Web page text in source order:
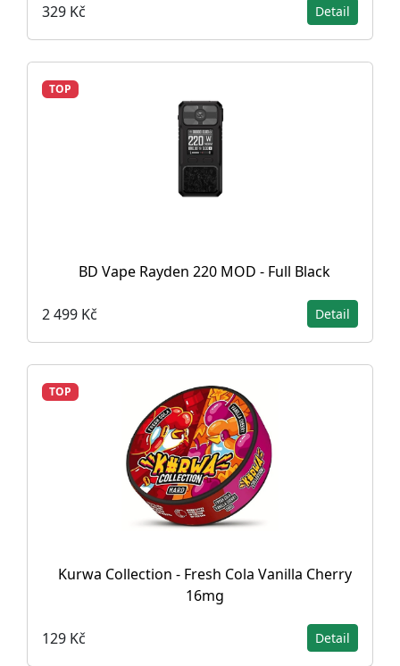
329 Kč Detail
TOP
BD Vape Rayden 220 MOD - Full Black
2 499 Kč Detail
TOP
Kurwa Collection - Fresh Cola Vanilla Cherry
16mg
129 Kč Detail